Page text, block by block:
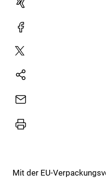
Xing
Facebook
Plattform
Natives
E-
Drucker
Mit der EU-